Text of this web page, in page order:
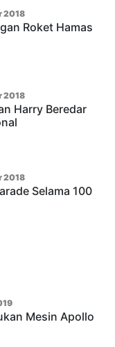
2018
Roket Hamas
2018
Harry Beredar
2018
Selama 100
Mesin Apollo